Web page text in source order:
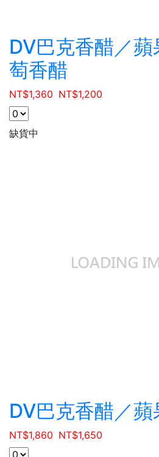
DV巴克香醋／
萄香醋
NT$1,360 NT$1,200
缺貨中
DV巴克香醋／
NT$1,860 NT$1,650